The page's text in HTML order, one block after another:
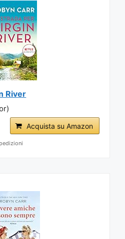
River
Acquista su Amazon